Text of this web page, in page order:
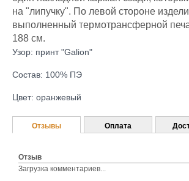
на "липучку". По левой стороне
выполненный термотрансферной
188 см.
Узор: принт "Galion"
Состав: 100% ПЭ
Цвет: оранжевый
Отзывы
Отзыв
Загрузка комментариев...
Оплата